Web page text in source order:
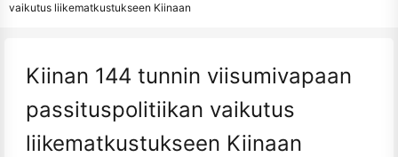
vaikutus liikematkustukseen Kiinaan
Kiinan 144 tunnin viisumivapaan
passituspolitiikan vaikutus
liikematkustukseen Kiinaan